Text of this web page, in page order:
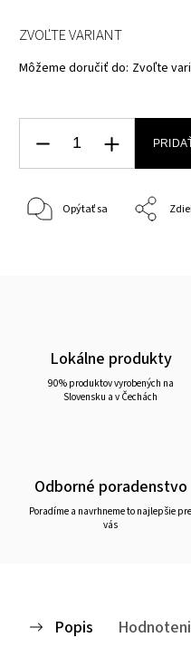
ZVOĽTE VARIANT
Môžeme doručiť do: Zvoľte
Opýtať sa
Lokálne produkty
90% produktov vyrobených na
Slovensku a v Čechách
Odborné poradenstvo
Poradíme a navrhneme to najlepšie pre
vás
Popis